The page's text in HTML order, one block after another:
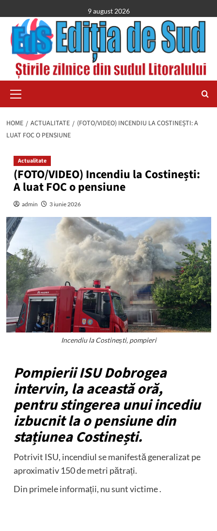
to
content
9 august 2026
Menu
HOME ACTUALITATE
(FOTO/VIDEO) INCENDIU LA COSTINEȘTI: A
LUAT FOC O PENSIUNE
Actualitate
(FOTO/VIDEO) Incendiu la Costinești:
A luat FOC o pensiune
admin 3 iunie 2026
Incendiu la Costinești, pompieri
Pompierii ISU Dobrogea
intervin, la această oră,
pentru stingerea unui incediu
izbucnit la o pensiune din
stațiunea Costinești.
Potrivit ISU, incendiul se manifestă generalizat pe
aproximativ 150 de metri pătrați.
Din primele informații, nu sunt victime .